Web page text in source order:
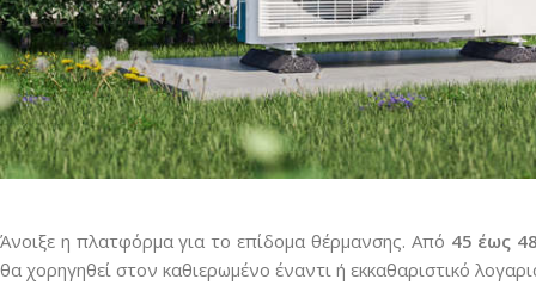
Άνοιξε η πλατφόρμα για το επίδομα θέρμανσης. Από 45 έως
θα χορηγηθεί στον καθιερωμένο έναντι ή εκκαθαριστικό